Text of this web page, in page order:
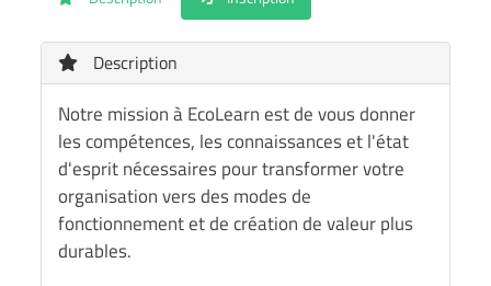
Description
Notre mission à EcoLearn est de vous donner
les compétences, les connaissances et l'état
d'esprit nécessaires pour transformer votre
organisation vers des modes de
fonctionnement et de création de valeur plus
durables.